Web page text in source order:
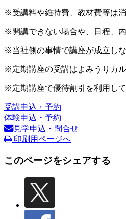
※受講料や維持費、教材費等は
※開講できない場合や、日程、
※当社側の事情で講座が成立し
※定期講座の受講はよみうりカ
※定期講座で優待割引を利用し
受講申込・予約
体験申込・予約
見学申込・問合せ
印刷用ページへ
このページをシェアする